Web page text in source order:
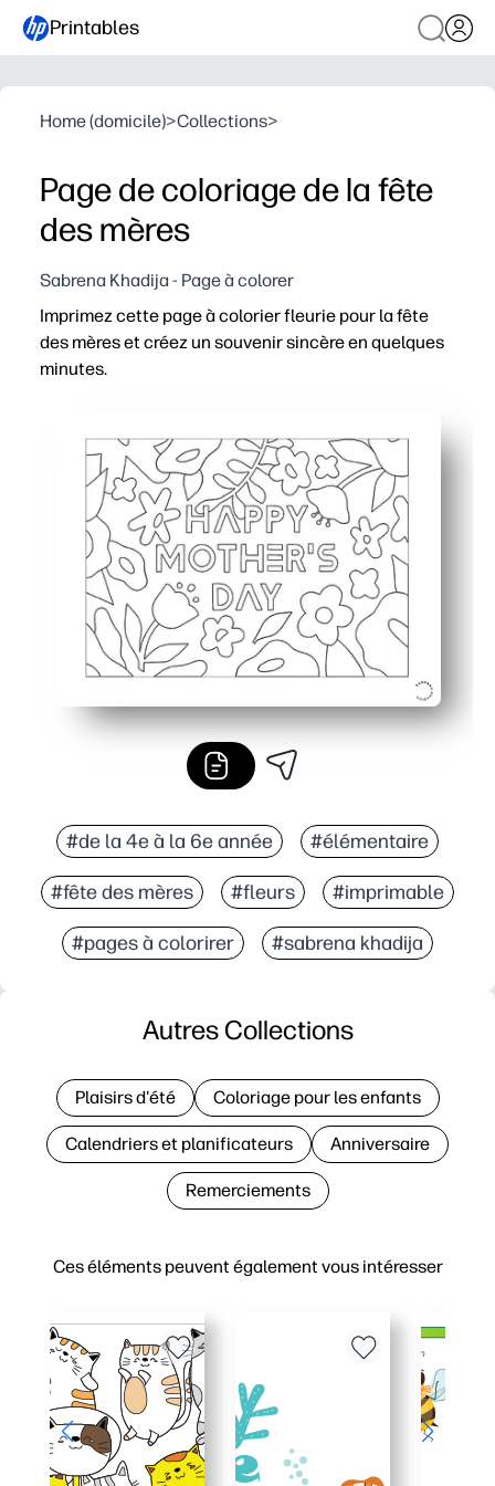
Printables
Home (domicile)>Collections>
Page de coloriage de la fête
des mères
Sabrena Khadija - Page à colorer
Imprimez cette page à colorier fleurie pour la fête
des mères et créez un souvenir sincère en quelques
minutes.
Participe à tous les âges - vous obtenez une activité
Renforcez vos compétences - vos enfants
Finition prête à l'emploi : vous pouvez le plier dans
#de la 4e à la 6e année #élémentaire
#fête des mères #fleurs #imprimable
#pages à colorirer #sabrena khadija
Ces éléments peuvent également vous intéresser
Autres Collections
Plaisirs d'été Coloriage pour les enfants
Calendriers et planificateurs Anniversaire
Remerciements